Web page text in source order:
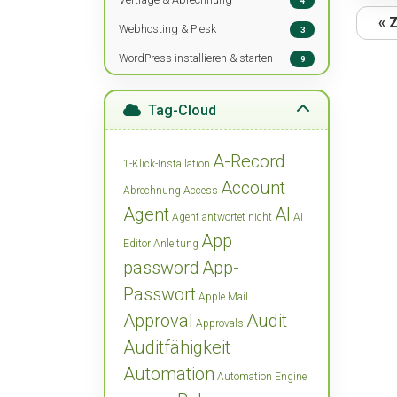
Webhosting & Plesk 3
WordPress installieren & starten 9
Tag-Cloud
1-Klick-Installation A-Record
Abrechnung Access Account
Agent Agent antwortet nicht AI AI
Editor Anleitung App
password App-
Passwort Apple Mail
Approval Approvals Audit
Auditfähigkeit
Automation Automation Engine
«